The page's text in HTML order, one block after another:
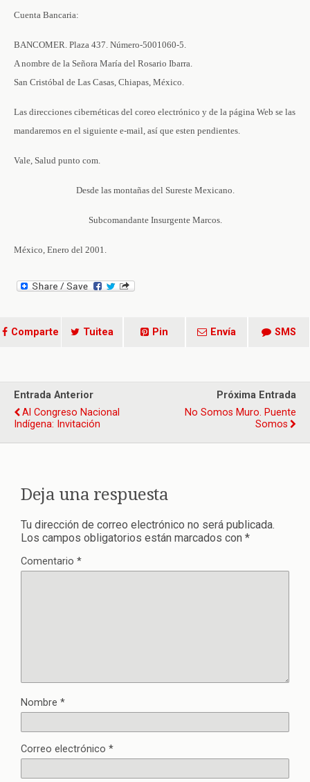
Cuenta Bancaria:
BANCOMER. Plaza 437. Número-5001060-5.
A nombre de la Señora María del Rosario Ibarra.
San Cristóbal de Las Casas, Chiapas, México.
Las direcciones cibernéticas del coreo electrónico y de la página Web se las
mandaremos en el siguiente e-mail, así que esten pendientes.
Vale, Salud punto com.
Desde las montañas del Sureste Mexicano.
Subcomandante Insurgente Marcos.
México, Enero del 2001.
Comparte Tuitea Pin Envía SMS
Entrada Anterior
Al Congreso Nacional
Indígena: Invitación
Próxima Entrada
No Somos Muro. Puente
Somos
Deja una respuesta
Tu dirección de correo electrónico no será publicada.
Los campos obligatorios están marcados con *
Comentario *
Nombre *
Correo electrónico *